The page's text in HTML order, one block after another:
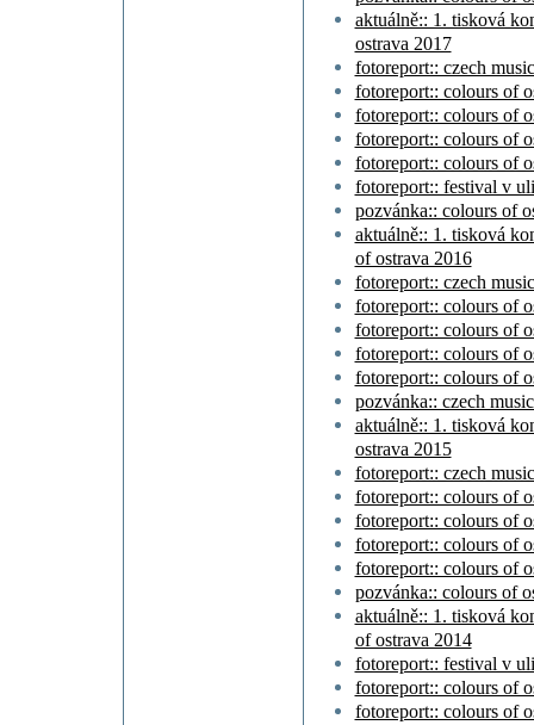
aktuálně:: 1. tisková
ostrava 2017
fotoreport:: czech
fotoreport:: colours of
fotoreport:: colours of
fotoreport:: colours of
fotoreport:: colours of
fotoreport:: festival v
pozvánka:: colours of
aktuálně:: 1. tisková
of ostrava 2016
fotoreport:: czech
fotoreport:: colours of
fotoreport:: colours of
fotoreport:: colours of
fotoreport:: colours of
pozvánka:: czech
aktuálně:: 1. tisková
ostrava 2015
fotoreport:: czech
fotoreport:: colours of
fotoreport:: colours of
fotoreport:: colours of
fotoreport:: colours of
pozvánka:: colours of
aktuálně:: 1. tisková
of ostrava 2014
fotoreport:: festival v
fotoreport:: colours of
fotoreport:: colours of